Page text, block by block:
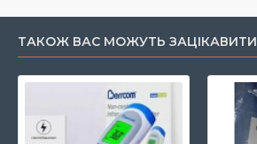
ТАКОЖ ВАС МОЖУТЬ ЗАЦІКАВИТИ